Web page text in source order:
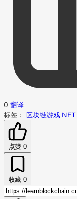
0 翻译
标签： 区块链游戏 NFT
点赞 0
收藏 0